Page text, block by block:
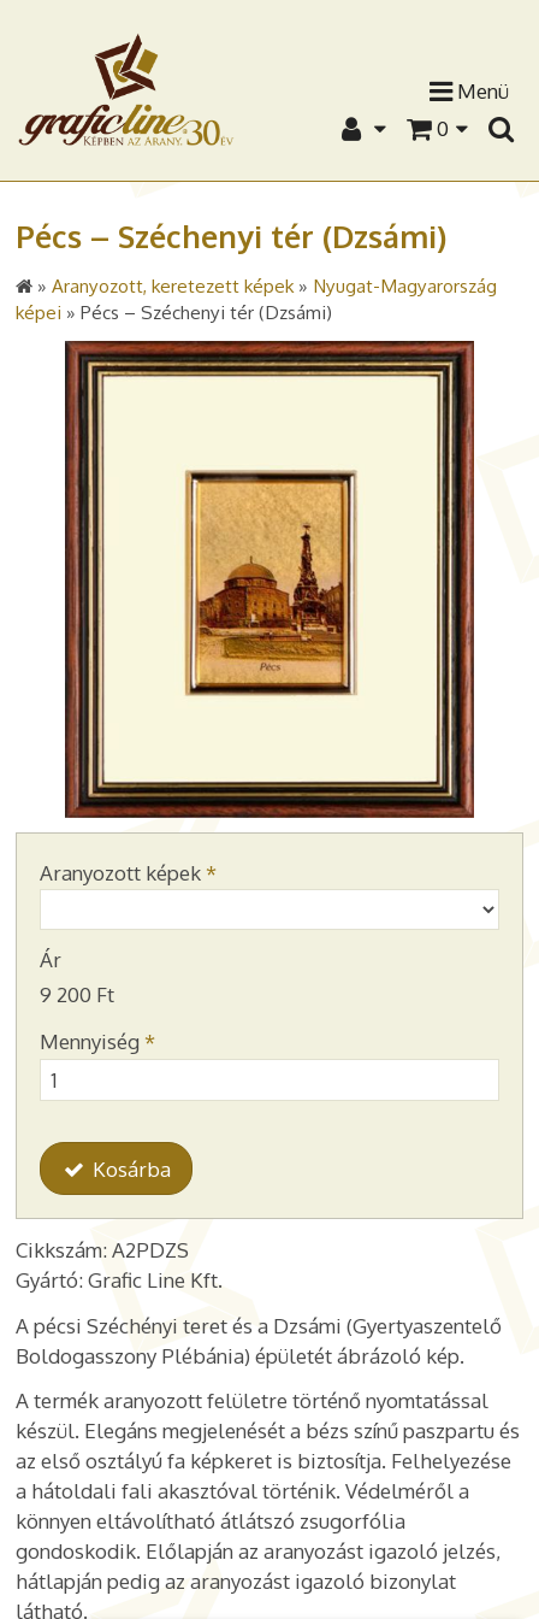
Menü
0
Pécs – Széchenyi tér (Dzsámi)
» Aranyozott, keretezett képek» Nyugat-Magyarország
képei » Pécs – Széchenyi tér (Dzsámi)
Aranyozott képek *
Ár
9 200 Ft
Mennyiség *
Kosárba
Cikkszám: A2PDZS
Gyártó: Grafic Line Kft.
A pécsi Széchényi teret és a Dzsámi (Gyertyaszentelő
Boldogasszony Plébánia) épületét ábrázoló kép.
A termék aranyozott felületre történő nyomtatással
készül. Elegáns megjelenését a bézs színű paszpartu és
az első osztályú fa képkeret is biztosítja. Felhelyezése
a hátoldali fali akasztóval történik. Védelméről a
könnyen eltávolítható átlátszó zsugorfólia
gondoskodik. Előlapján az aranyozást igazoló jelzés,
hátlapján pedig az aranyozást igazoló bizonylat
látható.